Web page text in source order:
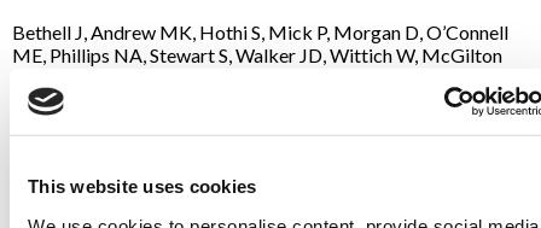
This website uses cookies
Bethell J, Andrew MK, Hothi S, Mick P, Morgan D, O’Connell
ME, Phillips NA, Stewart S, Walker JD, Wittich W, McGilton
neuroticism and cognition? Cross-sectional analysis of the
Canadian Longitudinal Study on Aging. Aging Ment Health.